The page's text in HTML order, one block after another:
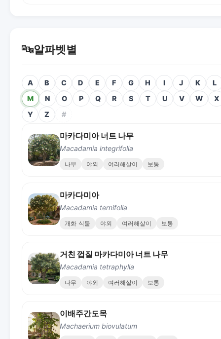
🔤알파벳별
A B C D E F G H I J K
L
M
N O P Q R S T U V W
X
Y
Z #
마카다미아 너트 나무
Macadamia integrifolia
나무 야외 여러해살이 보통
마카다미아
Macadamia ternifolia
개화 식물 야외 여러해살이 보통
거친 껍질 마카다미아 너트 나무
Macadamia tetraphylla
나무 야외 여러해살이 보통
이배주간도목
Machaerium biovulatum